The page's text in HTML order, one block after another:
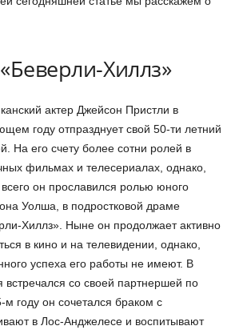
Хиллз»
актер Джейсон Пристли в
году отпразднует свой 50-ти летний
На его счету более сотни ролей в
фильмах и телесериалах, однако,
он прославился ролью юного
Уолша, в подростковой драме
Хиллз». Ныне он продолжает активно
в кино и на телевидении, однако,
успеха его работы не имеют. В
со своей партнершей по
году он сочетался браком с
в Лос-Анджелесе и воспитывают